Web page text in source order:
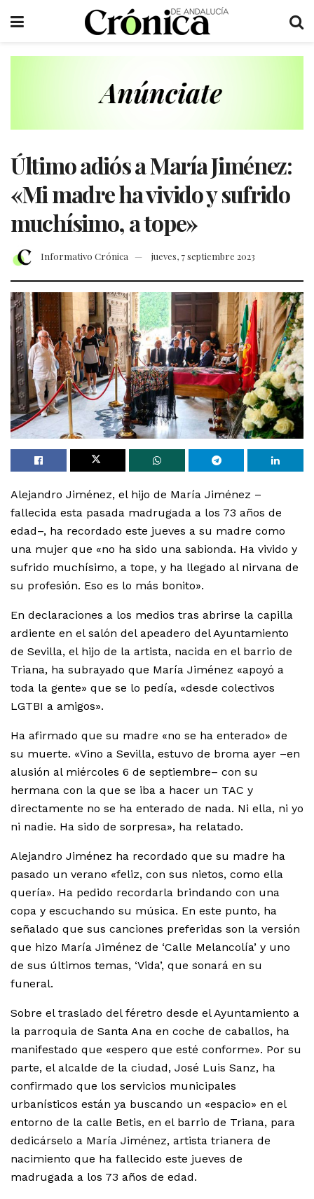
Último adiós a María Jiménez:
«Mi madre ha vivido y sufrido
muchísimo, a tope»
Informativo Crónica jueves, 7 septiembre 2023
Alejandro Jiménez, el hijo de María Jiménez –
fallecida esta pasada madrugada a los 73 años de
edad–, ha recordado este jueves a su madre como
una mujer que «no ha sido una sabionda. Ha vivido y
sufrido muchísimo, a tope, y ha llegado al nirvana de
su profesión. Eso es lo más bonito».
En declaraciones a los medios tras abrirse la capilla
ardiente en el salón del apeadero del Ayuntamiento
de Sevilla, el hijo de la artista, nacida en el barrio de
Triana, ha subrayado que María Jiménez «apoyó a
toda la gente» que se lo pedía, «desde colectivos
LGTBI a amigos».
Ha afirmado que su madre «no se ha enterado» de
su muerte. «Vino a Sevilla, estuvo de broma ayer –en
alusión al miércoles 6 de septiembre– con su
hermana con la que se iba a hacer un TAC y
directamente no se ha enterado de nada. Ni ella, ni yo
ni nadie. Ha sido de sorpresa», ha relatado.
Alejandro Jiménez ha recordado que su madre ha
pasado un verano «feliz, con sus nietos, como ella
quería». Ha pedido recordarla brindando con una
copa y escuchando su música. En este punto, ha
señalado que sus canciones preferidas son la versión
que hizo María Jiménez de ‘Calle Melancolía’ y uno
de sus últimos temas, ‘Vida’, que sonará en su
funeral.
Sobre el traslado del féretro desde el Ayuntamiento a
la parroquia de Santa Ana en coche de caballos, ha
manifestado que «espero que esté conforme». Por su
parte, el alcalde de la ciudad, José Luis Sanz, ha
confirmado que los servicios municipales
urbanísticos están ya buscando un «espacio» en el
entorno de la calle Betis, en el barrio de Triana, para
dedicárselo a María Jiménez, artista trianera de
nacimiento que ha fallecido este jueves de
madrugada a los 73 años de edad.